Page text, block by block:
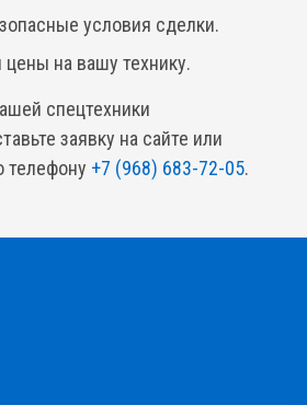
условия сделки.
на вашу технику.
спецтехники
заявку на сайте или
телефону +7 (968) 683-72-05.